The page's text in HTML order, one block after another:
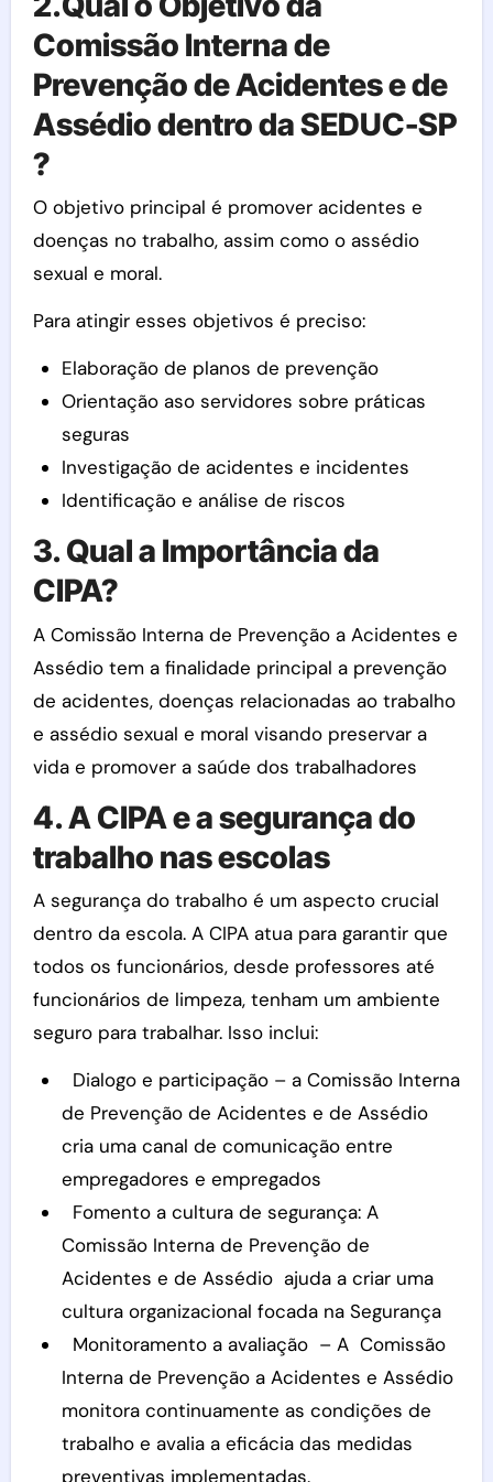
Comissão Interna de
Prevenção de Acidentes e de
Assédio dentro da SEDUC-SP
?
O objetivo principal é promover acidentes e
doenças no trabalho, assim como o assédio
sexual e moral.
Para atingir esses objetivos é preciso:
Elaboração de planos de prevenção
Orientação aso servidores sobre práticas
seguras
Investigação de acidentes e incidentes
Identificação e análise de riscos
3. Qual a Importância da
CIPA?
A Comissão Interna de Prevenção a Acidentes e
Assédio tem a finalidade principal a prevenção
de acidentes, doenças relacionadas ao trabalho
e assédio sexual e moral visando preservar a
vida e promover a saúde dos trabalhadores
4. A CIPA e a segurança do
trabalho nas escolas
A segurança do trabalho é um aspecto crucial
dentro da escola. A CIPA atua para garantir que
todos os funcionários, desde professores até
funcionários de limpeza, tenham um ambiente
seguro para trabalhar. Isso inclui:
Dialogo e participação – a Comissão Interna
de Prevenção de Acidentes e de Assédio
cria uma canal de comunicação entre
empregadores e empregados
Fomento a cultura de segurança: A
Comissão Interna de Prevenção de
Acidentes e de Assédio ajuda a criar uma
cultura organizacional focada na Segurança
Monitoramento a avaliação – A Comissão
Interna de Prevenção a Acidentes e Assédio
monitora continuamente as condições de
trabalho e avalia a eficácia das medidas
preventivas implementadas.